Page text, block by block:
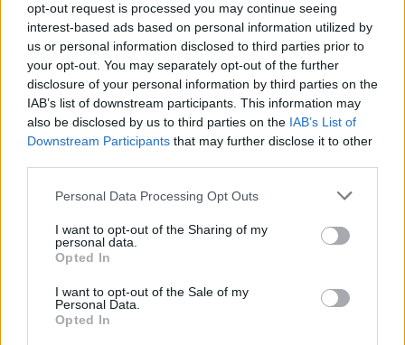
opt-out request is processed you may continue seeing
interest-based ads based on personal information utilized by
us or personal information disclosed to third parties prior to
your opt-out. You may separately opt-out of the further
disclosure of your personal information by third parties on the
IAB’s list of downstream participants. This information may
also be disclosed by us to third parties on the IAB’s List of
Downstream Participants that may further disclose it to other
Personal Data Processing Opt Outs
I want to opt-out of the Sharing of my
personal data.
Opted In
I want to opt-out of the Sale of my
Personal Data.
Opted In
“Mbytën” me kokainë 6
shtete të BE-së,
arrestohen dy shqiptarët,
kush ishte kreu i bandës
(EMRI)